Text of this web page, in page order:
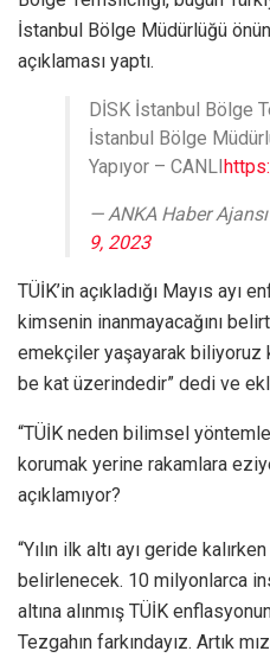
İstanbul Bölge Müdürlüğü
açıklaması yaptı.
DİSK İstanbul Bölge
İstanbul Bölge
Yapıyor – CANLI
— ANKA Haber
9, 2023
TÜİK’in açıkladığı Mayıs ayı
kimsenin inanmayacağını
emekçiler yaşayarak biliyoruz
be kat üzerindedir” dedi ve
“TÜİK neden bilimsel
korumak yerine rakamlara
açıklamıyor?
“Yılın ilk altı ayı geride
belirlenecek. 10 milyonlarca
altına alınmış TÜİK
Tezgahın farkındayız. Artık